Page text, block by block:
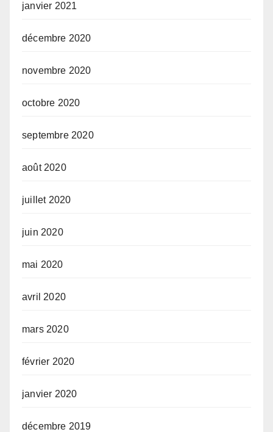
janvier 2021
décembre 2020
novembre 2020
octobre 2020
septembre 2020
août 2020
juillet 2020
juin 2020
mai 2020
avril 2020
mars 2020
février 2020
janvier 2020
décembre 2019